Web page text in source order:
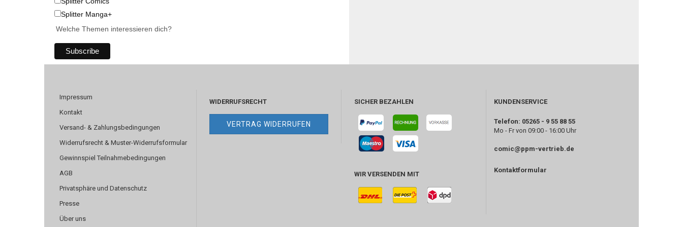
Splitter Manga+
Welche Themen interessieren dich?
Impressum
Kontakt
Versand- & Zahlungsbedingungen
Widerrufsrecht & Muster-Widerrufsformular
Gewinnspiel Teilnahmebedingungen
AGB
Privatsphäre und Datenschutz
Presse
Über uns
WIDERRUFSRECHT
VERTRAG WIDERRUFEN
SICHER BEZAHLEN
WIR VERSENDEN MIT
KUNDENSERVICE
Telefon: 05265 - 9 55 88 55
Mo - Fr von 09:00 - 16:00 Uhr
comic@ppm-vertrieb.de
Kontaktformular